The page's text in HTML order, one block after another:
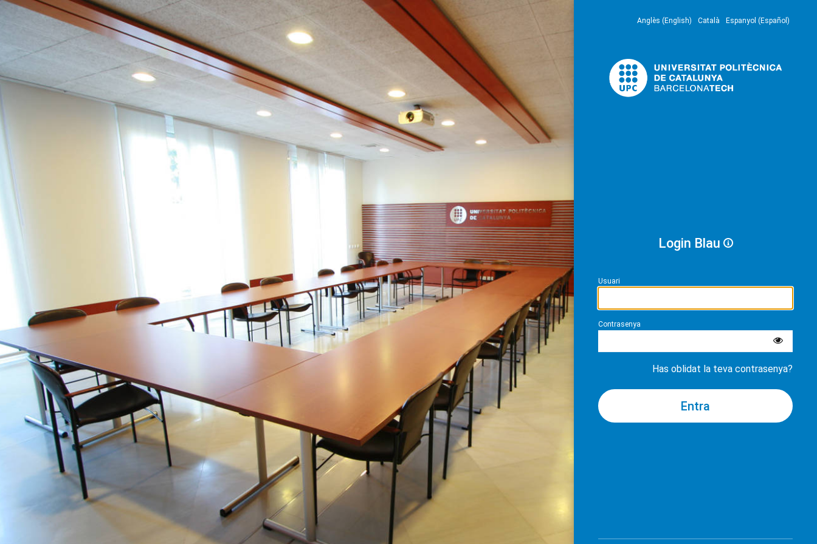
Anglès (English) Català Espanyol (Español)
Login Blau
Usuari
Contrasenya
Has oblidat la teva contrasenya?